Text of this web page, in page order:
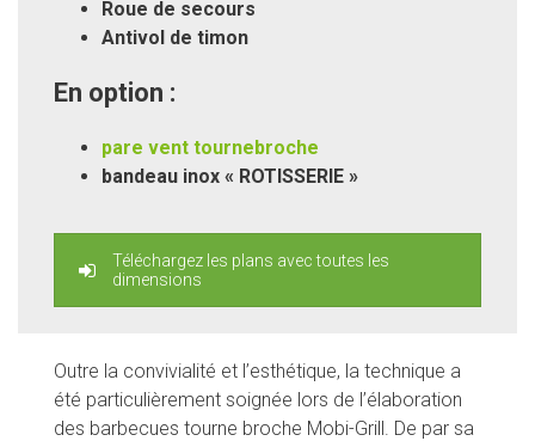
Roue de secours
Antivol de timon
En option :
pare vent tournebroche
bandeau inox « ROTISSERIE »
Téléchargez les plans avec toutes les
dimensions
Outre la convivialité et l’esthétique, la technique a
été particulièrement soignée lors de l’élaboration
des barbecues tourne broche Mobi-Grill. De par sa